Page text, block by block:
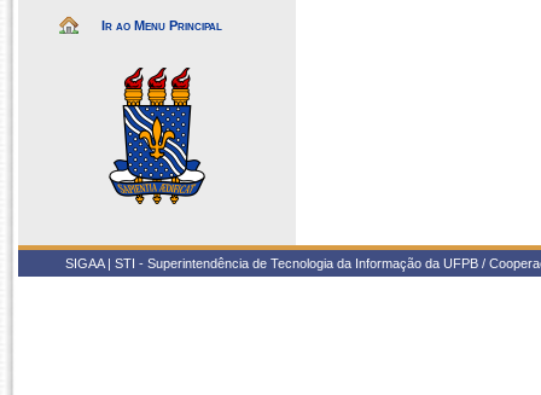
Ir ao Menu Principal
SIGAA | STI - Superintendência de Tecnologia da Informação da UFPB /